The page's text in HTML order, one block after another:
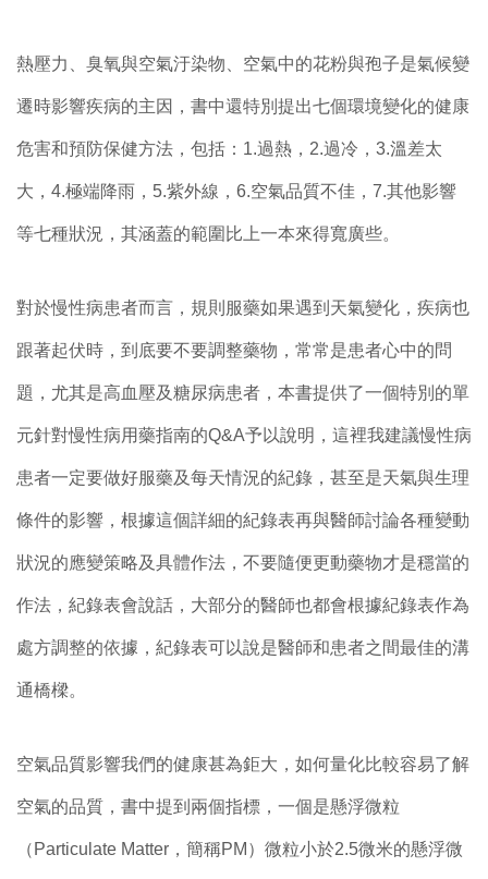
熱壓力、臭氧與空氣汙染物、空氣中的花粉與孢子是氣候變
遷時影響疾病的主因，書中還特別提出七個環境變化的健康
危害和預防保健方法，包括：1.過熱，2.過冷，3.溫差太
大，4.極端降雨，5.紫外線，6.空氣品質不佳，7.其他影響
等七種狀況，其涵蓋的範圍比上一本來得寬廣些。
對於慢性病患者而言，規則服藥如果遇到天氣變化，疾病也
跟著起伏時，到底要不要調整藥物，常常是患者心中的問
題，尤其是高血壓及糖尿病患者，本書提供了一個特別的單
元針對慢性病用藥指南的Q&A予以說明，這裡我建議慢性病
患者一定要做好服藥及每天情況的紀錄，甚至是天氣與生理
條件的影響，根據這個詳細的紀錄表再與醫師討論各種變動
狀況的應變策略及具體作法，不要隨便更動藥物才是穩當的
作法，紀錄表會說話，大部分的醫師也都會根據紀錄表作為
處方調整的依據，紀錄表可以說是醫師和患者之間最佳的溝
通橋樑。
空氣品質影響我們的健康甚為鉅大，如何量化比較容易了解
空氣的品質，書中提到兩個指標，一個是懸浮微粒
（Particulate Matter，簡稱PM）微粒小於2.5微米的懸浮微